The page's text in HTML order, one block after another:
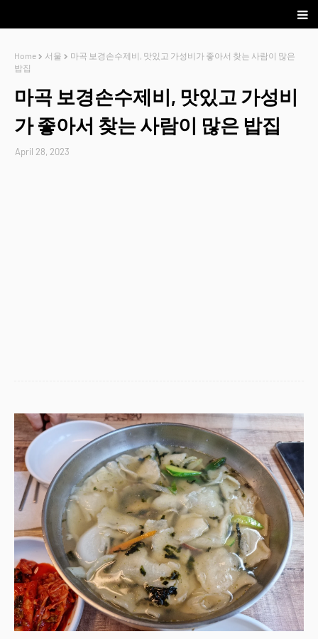
Home 서울
마곡 보경손수제비, 맛있고 가성비가 좋아서 찾는 사람이 많은
밥집
마곡 보경손수제비, 맛있고 가성비
가 좋아서 찾는 사람이 많은 밥집
April 28, 2023